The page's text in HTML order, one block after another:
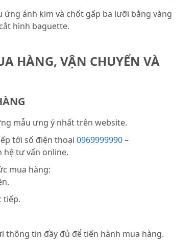
ứng ánh kim và chốt gấp ba lưỡi bằng vàng
hình baguette.
HÀNG, VẬN CHUYỂN VÀ
mẫu ưng ý nhất trên website.
tới số điện thoại 0969999990–
hệ tư vấn online.
mua hàng:
tiếp.
thông tin đầy đủ để tiến hành mua hàng.